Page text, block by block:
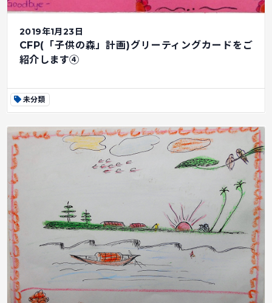
2019年1月23日
CFP(「子供の森」計画)グリーティングカードをご
紹介します④
未分類